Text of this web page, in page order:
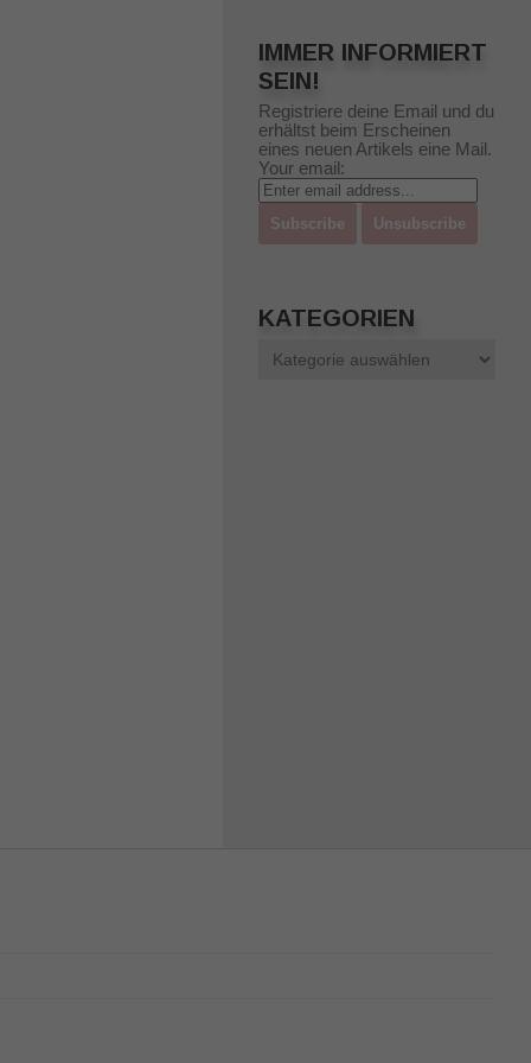
IMMER INFORMIERT
SEIN!
Registriere deine Email und du
erhältst beim Erscheinen
eines neuen Artikels eine Mail.
Your email:
KATEGORIEN